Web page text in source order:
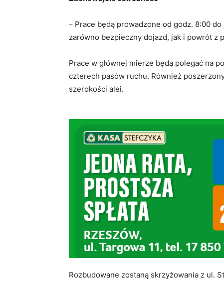
– Prace będą prowadzone od godz. 8:00
zarówno bezpieczny dojazd, jak i powrót z
Prace w głównej mierze będą polegać na
czterech pasów ruchu. Również
szerokości alei.
Rozbudowane zostaną skrzyżowania z ul.